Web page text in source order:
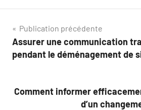
Navigation
de
Publication précédente
Assurer une communication
pendant le déménagement de
Comment informer
d’un